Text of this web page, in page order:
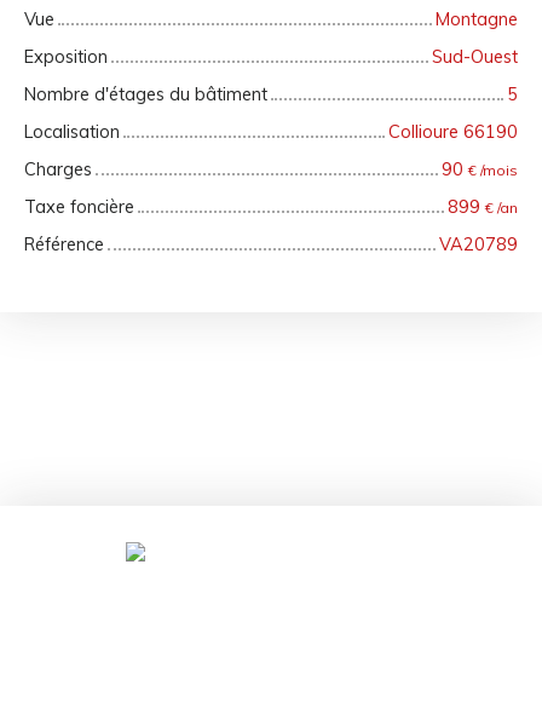
Vue
Montagne
Exposition
Sud-Ouest
Nombre d'étages du bâtiment
5
Localisation
Collioure 66190
Charges
90€ /mois
Taxe foncière 899€ /an
Référence VA20789